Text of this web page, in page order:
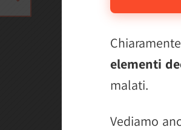
elementi
malati.
Vediamo